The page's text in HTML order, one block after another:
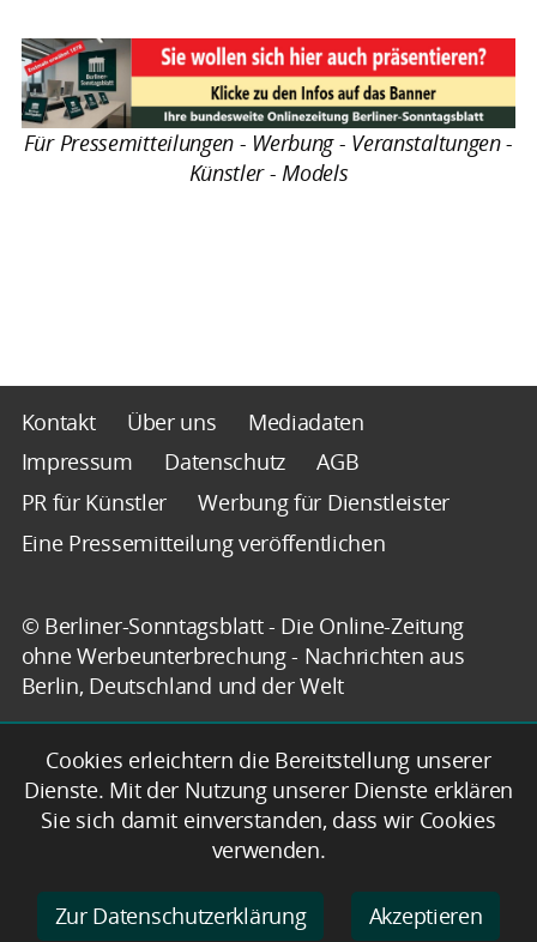
Für Pressemitteilungen - Werbung - Veranstaltungen -
Künstler - Models
Kontakt Über uns
Mediadaten
Impressum
Datenschutz
AGB
PR für Künstler
Werbung für Dienstleister
Eine Pressemitteilung veröffentlichen
© Berliner-Sonntagsblatt - Die Online-Zeitung
ohne Werbeunterbrechung - Nachrichten aus
Berlin, Deutschland und der Welt
Cookies erleichtern die Bereitstellung unserer
Dienste. Mit der Nutzung unserer Dienste erklären
Sie sich damit einverstanden, dass wir Cookies
verwenden.
Zur Datenschutzerklärung Akzeptieren